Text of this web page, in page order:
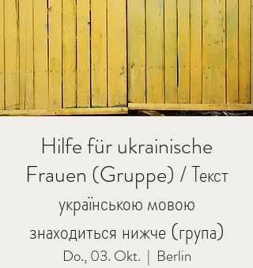
Hilfe für ukrainische
Frauen (Gruppe) / Текст
українською мовою
знаходиться нижче (група)
Do., 03. Okt.
  |
Berlin